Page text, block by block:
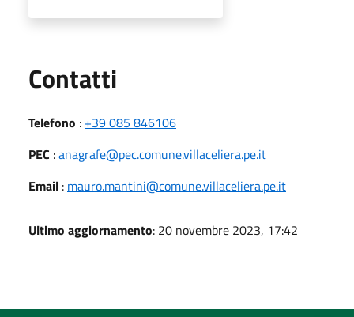
Contatti
Telefono : +39 085 846106
PEC :anagrafe@pec.comune.villaceliera.pe.it
Email : mauro.mantini@comune.villaceliera.pe.it
Ultimo aggiornamento: 20 novembre 2023, 17:42